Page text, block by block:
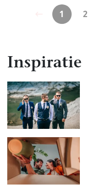
1 2
Inspiratie